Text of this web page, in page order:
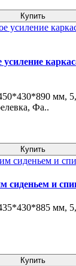
Купить
мм,
Фа..
Купить
сиденьем и
мм,
Купить